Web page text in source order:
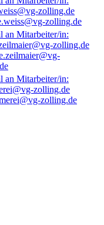
zolling.de
zolling.de